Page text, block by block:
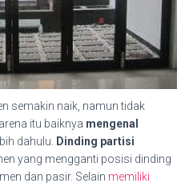
semakin naik, namun tidak
itu baiknya mengenal
dahulu.
Dinding partisi
yang mengganti posisi dinding
dan pasir. Selain memiliki